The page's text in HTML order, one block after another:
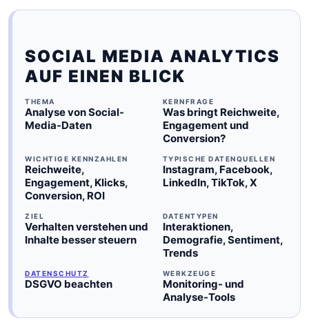
SOCIAL MEDIA ANALYTICS
AUF EINEN BLICK
THEMA
Analyse von Social-
Media-Daten
KERNFRAGE
Was bringt Reichweite,
Engagement und
Conversion?
WICHTIGE KENNZAHLEN
Reichweite,
Engagement, Klicks,
Conversion, ROI
TYPISCHE DATENQUELLEN
Instagram, Facebook,
LinkedIn, TikTok, X
ZIEL
Verhalten verstehen und
Inhalte besser steuern
DATENTYPEN
Interaktionen,
Demografie, Sentiment,
Trends
DATENSCHUTZ
DSGVO beachten
WERKZEUGE
Monitoring- und
Analyse-Tools